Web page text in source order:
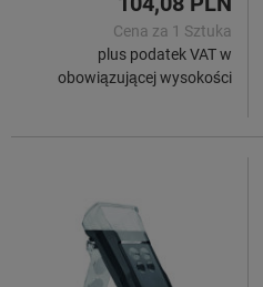
Cena za 1 Sztuka
plus podatek VAT w
obowiązującej wysokości